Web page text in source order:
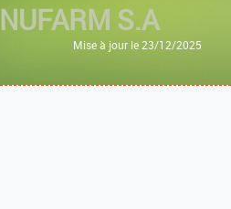
NUFARM S.A
Mise à jour le 23/12/2025